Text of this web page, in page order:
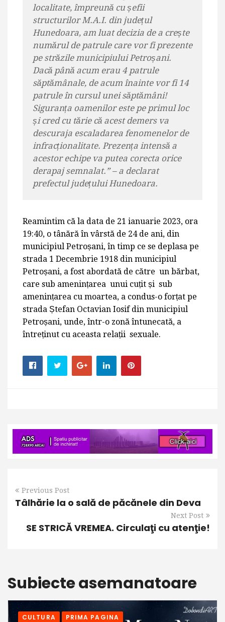
localitate, împreună cu șefii
structurilor M.A.I. din județul
Hunedoara, am luat decizia de a crește
numărul de patrule care vor fi prezente
pe străzile municipiului Petroșani.
Dacă până acum erau 4 patrule
săptămânale, de acum înainte vor fi 14
patrule în cursul unei săptămâni!
Siguranța oamenilor este pe primul loc
și cred cu tărie că acest demers va
descuraja escaladarea fenomenelor de
infracționalitate. Prezența intensă a
acestor echipe va putea corecta orice
derapaj semnalat.” – a declarat
prefectul județului Hunedoara.
Reamintim că la data de 21 ianuarie 2023, ora
19:40, o tânără în vârstă de 24 de ani, din
municipiul Petroșani, în timp ce se deplasa pe
strada 1 Decembrie 1918 din municipiul
Petroșani, a fost abordată de către un bărbat,
care sub amenințarea unui cuțit și sub
amenințarea cu moartea, a condus-o forțat pe
strada Ștefan Octavian Iosif din municipiul
Petroșani, unde, într-o zonă întunecată, a
întreținut cu aceasta relații sexuale.
Previous Post
Tâlhărie la o sală de păcănele din Deva
Next Post
SE STRICĂ VREMEA. Circulaţi cu atenţie!
Subiecte asemanatoare
CULTURA PRIMA PAGINA